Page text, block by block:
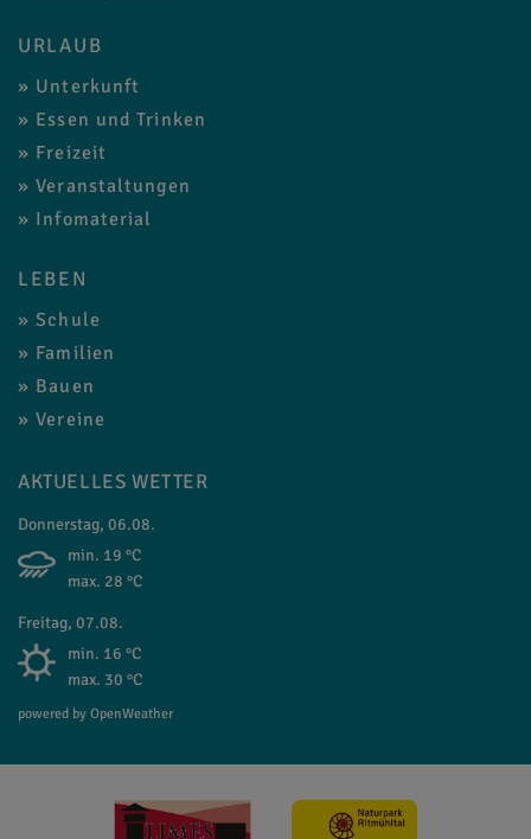
URLAUB
Unterkunft
Essen und Trinken
Freizeit
Veranstaltungen
Infomaterial
LEBEN
Schule
Familien
Bauen
Vereine
AKTUELLES WETTER
Donnerstag, 06.08.
min. 19 °C
max. 28 °C
Freitag, 07.08.
min. 16 °C
max. 30 °C
powered by OpenWeather